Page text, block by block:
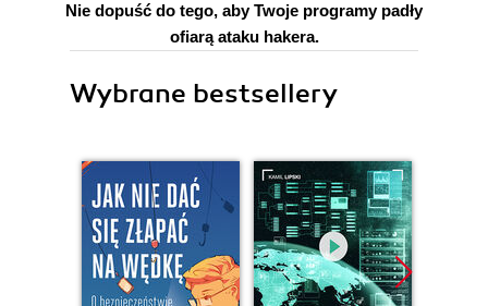
Nie dopuść do tego, aby Twoje programy padły
ofiarą ataku hakera.
Wybrane bestsellery